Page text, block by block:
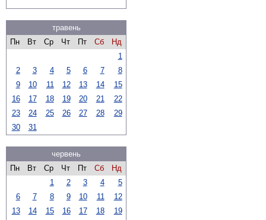
травень
Пн
Вт Ср Чт Пт Сб
Нд
1
2
3 4 5 6 7
8
9
10 11 12 13 14
15
16
17 18 19 20 21
22
23
24 25 26 27 28
29
30
31
червень
Пн
Вт Ср Чт Пт Сб
Нд
1
2 3 4
5
6
7 8 9 10 11
12
13
14 15 16 17 18
19